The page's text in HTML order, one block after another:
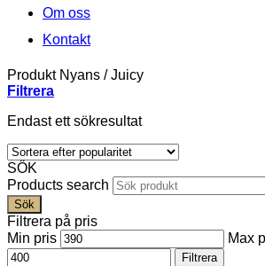
Om oss
Kontakt
Produkt Nyans /Juicy
Filtrera
Endast ett sökresultat
SÖK
Products search
Sök
Filtrera på pris
Min pris
Max
Filtrera